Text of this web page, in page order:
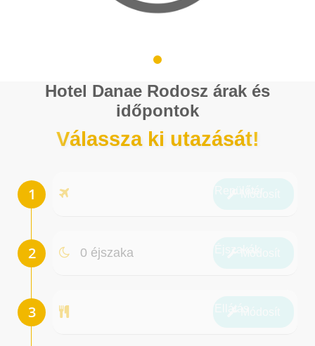
Hotel Danae Rodosz árak és
időpontok
Válassza ki utazását!
0 éjszaka